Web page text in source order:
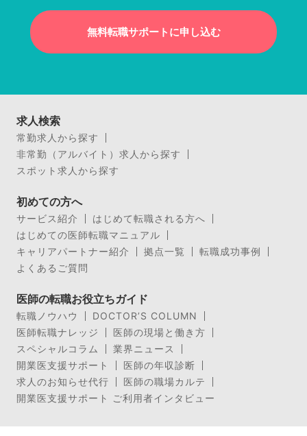
無料転職サポートに申し込む
求人検索
常勤求人から探す
非常勤（アルバイト）求人から探す
スポット求人から探す
初めての方へ
サービス紹介
はじめて転職される方へ
はじめての医師転職マニュアル
キャリアパートナー紹介
拠点一覧
転職成功事例
よくあるご質問
医師の転職お役立ちガイド
転職ノウハウ
DOCTOR’S COLUMN
医師転職ナレッジ
医師の現場と働き方
スペシャルコラム
業界ニュース
開業医支援サポート
医師の年収診断
求人のお知らせ代行
医師の職場カルテ
開業医支援サポート ご利用者インタビュー